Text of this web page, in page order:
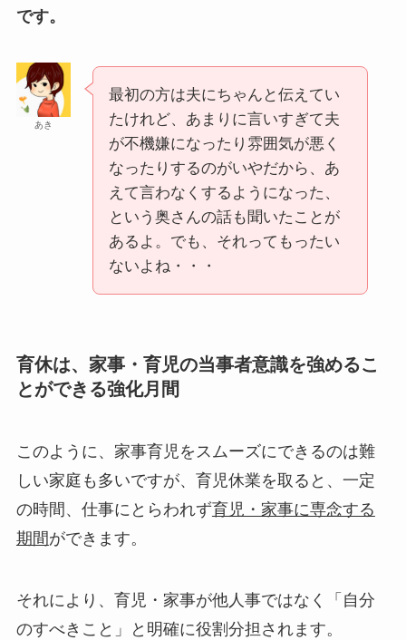
です。
あき
最初の方は夫にちゃんと伝えてい
たけれど、あまりに言いすぎて夫
が不機嫌になったり雰囲気が悪く
なったりするのがいやだから、あ
えて言わなくするようになった、
という奥さんの話も聞いたことが
あるよ。でも、それってもったい
ないよね・・・
育休は、家事・育児の当事者意識を強めるこ
とができる強化月間
このように、家事育児をスムーズにできるのは難
しい家庭も多いですが、育児休業を取ると、一定
の時間、仕事にとらわれず育児・家事に専念する
期間ができます。
それにより、育児・家事が他人事ではなく「自分
のすべきこと」と明確に役割分担されます。